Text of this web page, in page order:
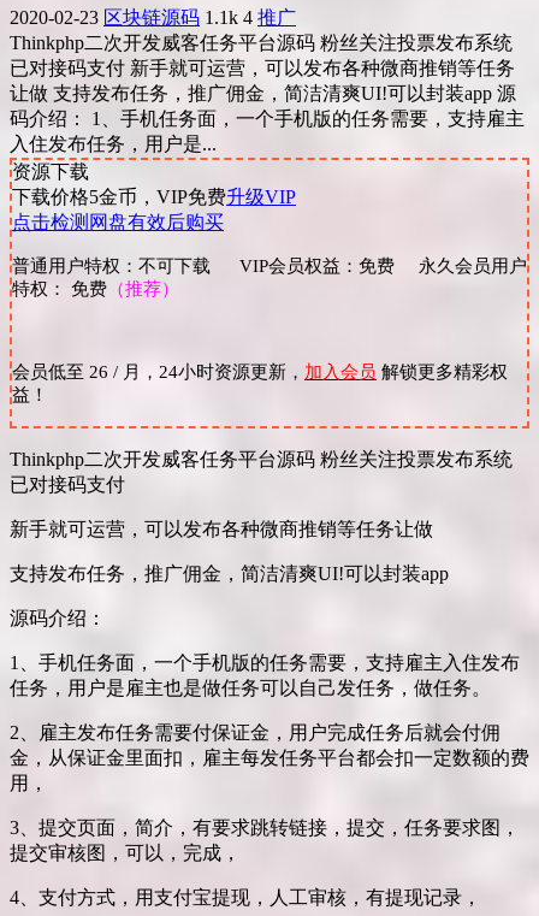
2020-02-23 区块链源码 1.1k 4 推广
Thinkphp二次开发威客任务平台源码 粉丝关注投票发布系统
已对接码支付 新手就可运营，可以发布各种微商推销等任务
让做 支持发布任务，推广佣金，简洁清爽UI!可以封装app 源
码介绍： 1、手机任务面，一个手机版的任务需要，支持雇主
入住发布任务，用户是...
资源下载
下载价格5金币，VIP免费升级VIP
点击检测网盘有效后购买
普通用户特权：不可下载 VIP会员权益：免费 永久会员用户
特权： 免费 （推荐）
会员低至 26 / 月，24小时资源更新， 加入会员 解锁更多精彩权
益！
Thinkphp二次开发威客任务平台源码 粉丝关注投票发布系统
已对接码支付
新手就可运营，可以发布各种微商推销等任务让做
支持发布任务，推广佣金，简洁清爽UI!可以封装app
源码介绍：
1、手机任务面，一个手机版的任务需要，支持雇主入住发布
任务，用户是雇主也是做任务可以自己发任务，做任务。
2、雇主发布任务需要付保证金，用户完成任务后就会付佣
金，从保证金里面扣，雇主每发任务平台都会扣一定数额的费
用，
3、提交页面，简介，有要求跳转链接，提交，任务要求图，
提交审核图，可以，完成，
4、支付方式，用支付宝提现，人工审核，有提现记录，